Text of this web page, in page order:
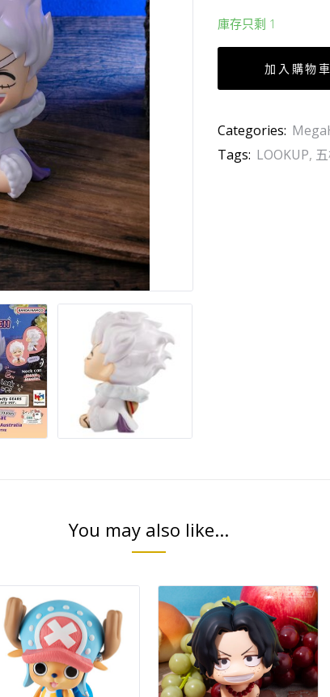
庫存只剩 1
加入購物車
Categories:
Tags: LOOKUP,
You may also like...